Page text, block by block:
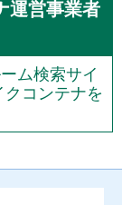
運営事業者
ム検索サイ
クコンテナを